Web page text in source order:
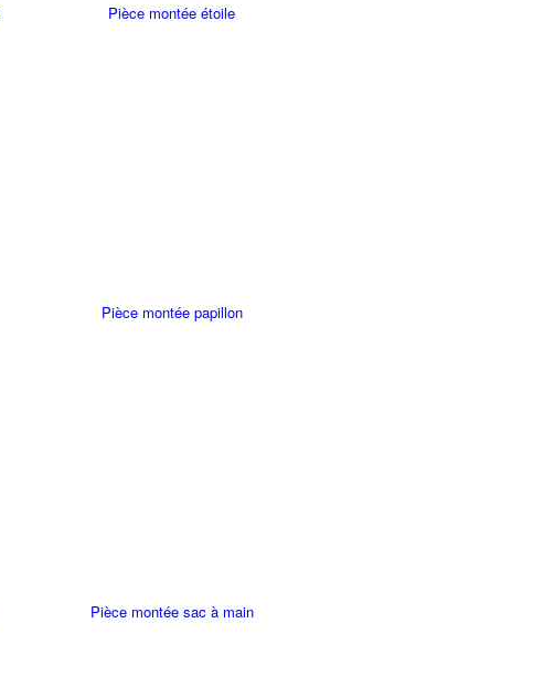
Pièce montée étoile
Pièce montée papillon
Pièce montée sac à main